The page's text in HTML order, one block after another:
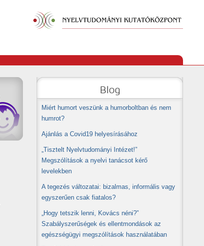
Blog
Miért humort veszünk a humorboltban és nem
humrot?
Ajánlás a Covid19 helyesírásához
„Tisztelt Nyelvtudományi Intézet!”
Megszólítások a nyelvi tanácsot kérő
levelekben
A tegezés változatai: bizalmas, informális vagy
egyszerűen csak fiatalos?
„Hogy tetszik lenni, Kovács néni?”
Szabályszerűségek és ellentmondások az
egészségügyi megszólítások használatában